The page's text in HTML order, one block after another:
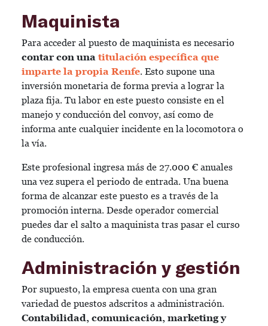
Maquinista
Para acceder al puesto de maquinista es necesario
contar con una titulación específica que
imparte la propia Renfe. Esto supone una
inversión monetaria de forma previa a lograr la
plaza fija. Tu labor en este puesto consiste en el
manejo y conducción del convoy, así como de
informa ante cualquier incidente en la locomotora o
la vía.
Este profesional ingresa más de 27.000 € anuales
una vez supera el periodo de entrada. Una buena
forma de alcanzar este puesto es a través de la
promoción interna. Desde operador comercial
puedes dar el salto a maquinista tras pasar el curso
de conducción.
Administración y gestión
Por supuesto, la empresa cuenta con una gran
variedad de puestos adscritos a administración.
Contabilidad, comunicación, marketing y